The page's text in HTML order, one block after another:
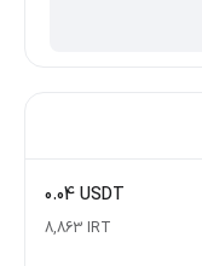
0.04 USDT
8,863 IRT